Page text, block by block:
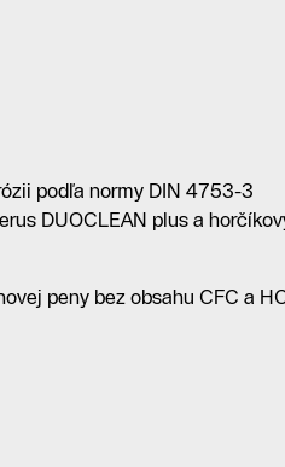
podľa normy DIN 4753-3
DUOCLEAN plus a
peny bez obsahu CFC a